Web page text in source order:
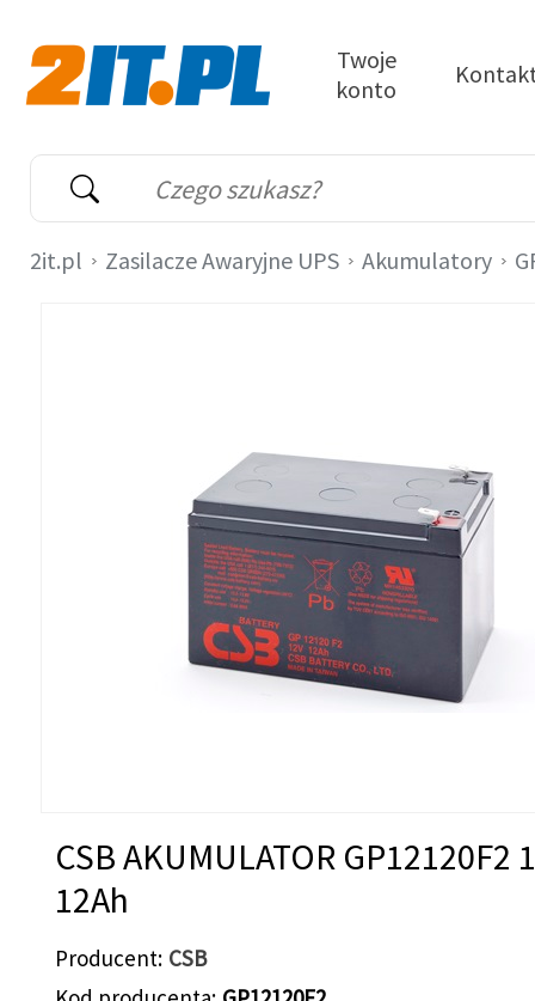
Wyszukiwarka
Słowo kluczowe
Twoje
konto
2it.pl Zasilacze Awaryjne UPS Akumulatory
CSB AKUMULATOR GP12120F2
12Ah
Producent CSB